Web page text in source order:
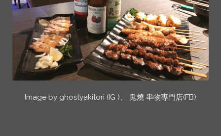
Image by ghostyakitori (IG )、 鬼燒 串物專門店(FB)